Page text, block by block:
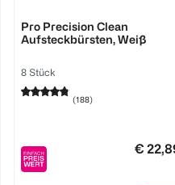
Pro Precision Clean
Aufsteckbürsten, Weiß
8 Stück
(188)
€